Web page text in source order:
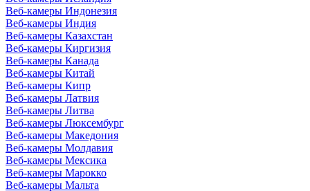
Веб-камеры Индонезия
Веб-камеры Индия
Веб-камеры Казахстан
Веб-камеры Киргизия
Веб-камеры Канада
Веб-камеры Китай
Веб-камеры Кипр
Веб-камеры Латвия
Веб-камеры Литва
Веб-камеры Люксембург
Веб-камеры Македония
Веб-камеры Молдавия
Веб-камеры Мексика
Веб-камеры Марокко
Веб-камеры Мальта